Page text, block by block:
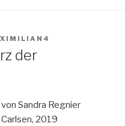
der
von Sandra Regnier
Carlsen, 2019